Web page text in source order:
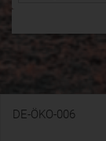
DE-ÖKO-006